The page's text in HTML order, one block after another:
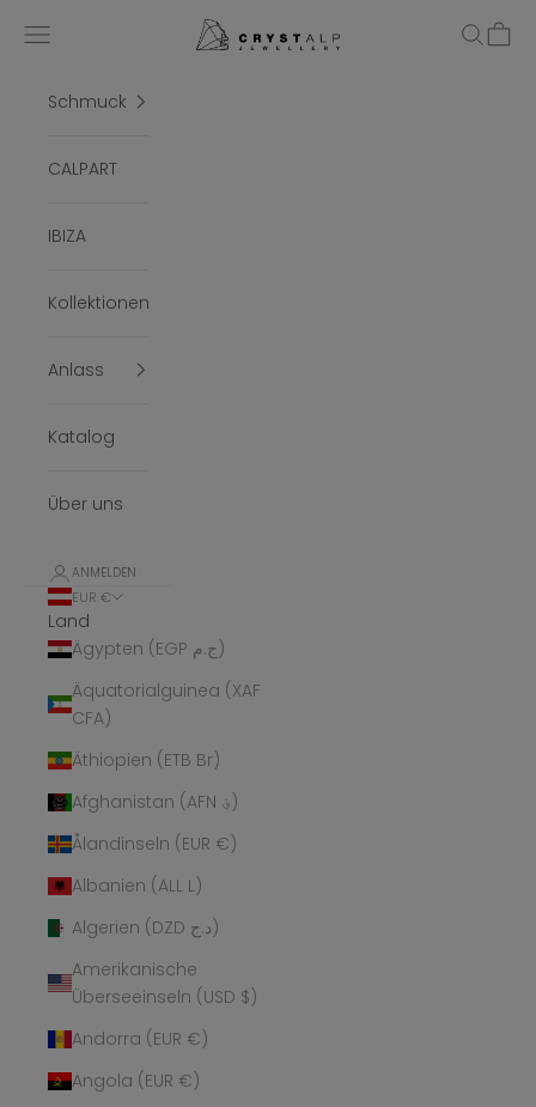
crystalpjewelry
Menü Suchen
Schmuck
CALPART
IBIZA
Kollektionen
Anlass
Katalog
Über uns
ANMELDEN
EUR €
Land
Ägypten (EGP ج.م)
Äquatorialguinea (XAF
CFA)
Äthiopien (ETB Br)
Afghanistan (AFN ؋)
Ålandinseln (EUR €)
Albanien (ALL L)
Algerien (DZD د.ج)
Amerikanische
Überseeinseln (USD $)
Andorra (EUR €)
Angola (EUR €)